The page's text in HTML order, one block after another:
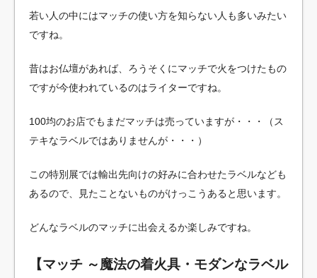
若い人の中にはマッチの使い方を知らない人も多いみたい
ですね。
昔はお仏壇があれば、ろうそくにマッチで火をつけたもの
ですが今使われているのはライターですね。
100均のお店でもまだマッチは売っていますが・・・（ス
テキなラベルではありませんが・・・）
この特別展では輸出先向けの好みに合わせたラベルなども
あるので、見たことないものがけっこうあると思います。
どんなラベルのマッチに出会えるか楽しみですね。
【マッチ ～魔法の着火具・モダンなラベル